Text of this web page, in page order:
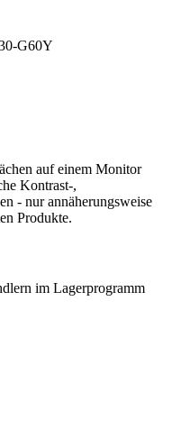
G60Y
auf einem Monitor
Kontrast-,
- nur annäherungsweise
Produkte.
im Lagerprogramm